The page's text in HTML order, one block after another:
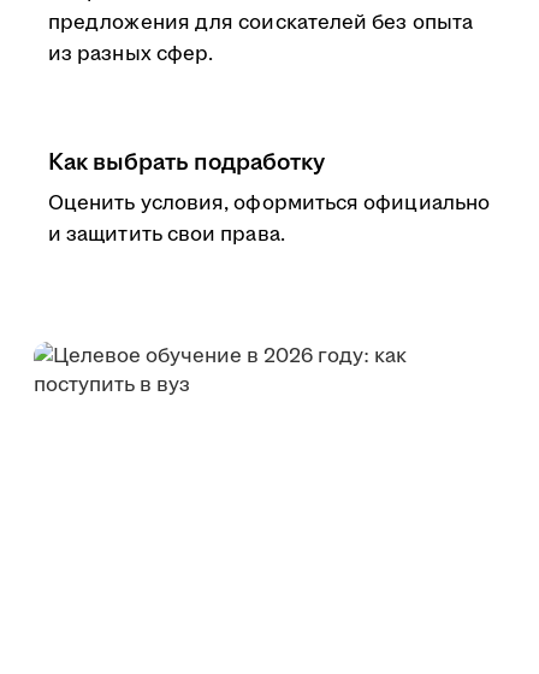
предложения для соискателей без опыта
из разных сфер.
Как выбрать подработку
Оценить условия, оформиться официально
и защитить свои права.